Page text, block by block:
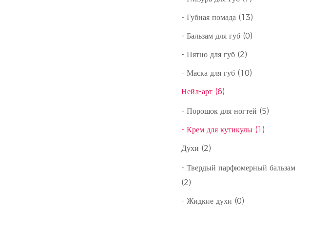
- Губная помада (13)
- Бальзам для губ (0)
- Пятно для губ (2)
- Маска для губ (10)
Нейл-арт (6)
- Порошок для ногтей (5)
- Крем для кутикулы (1)
Духи (2)
- Твердый парфюмерный бальзам
(2)
- Жидкие духи (0)